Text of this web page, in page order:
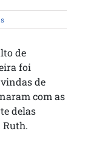
de
foi
de
com as
delas